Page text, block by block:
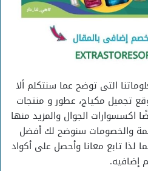
التى توضح عما سنتكلم ألا
تجميل مكياج، عطور و منتجات
اكسسوارات الجوال والمزيد منها
والخصومات سنوضح لك أفضل
اليوم الوطني 2022 اينما لذا تابع معانا وأحصل على أكواد
إضافيه.